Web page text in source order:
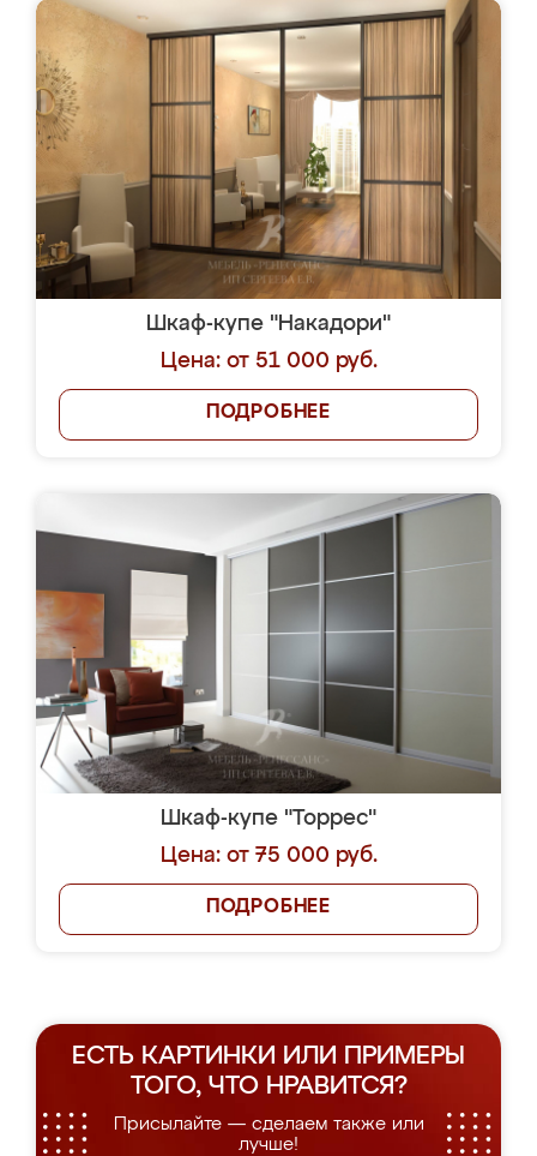
Похожие шкафы-
купе на заказ
Шкаф-купе "Торисима"
Цена: от 75 000 руб.
ПОДРОБНЕЕ
Шкаф-купе "Гавайи"